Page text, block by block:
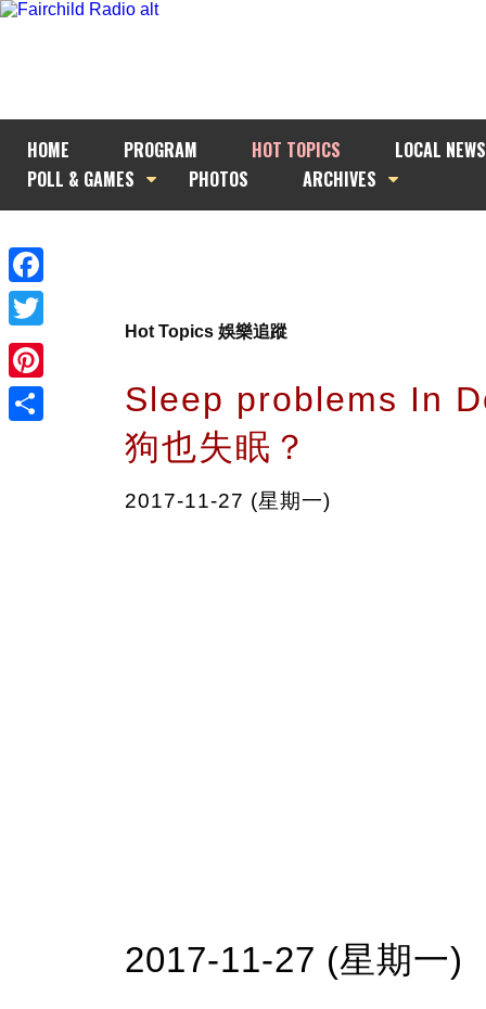
HOME PROGRAM HOT TOPICS
LOCAL NEWS
POLL & GAMES
PHOTOS ARCHIVES
Facebook
Twitter
Pinterest
Hot Topics 娛樂追蹤
Sleep problems In
狗也失眠？
2017-11-27 (星期一)
2017-11-27 (星期一)